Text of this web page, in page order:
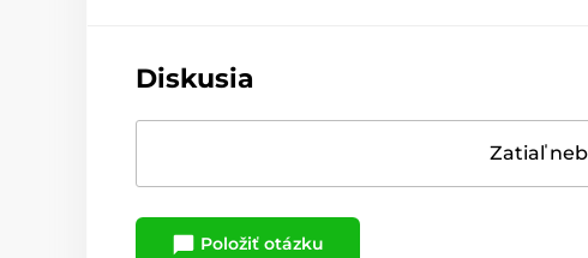
Diskusia
Zatiaľ
Položiť otázku